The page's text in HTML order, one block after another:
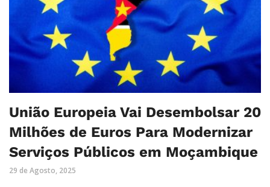
União Europeia Vai Desembolsar 20
Milhões de Euros Para Modernizar
Serviços Públicos em Moçambique
29 de Agosto, 2025